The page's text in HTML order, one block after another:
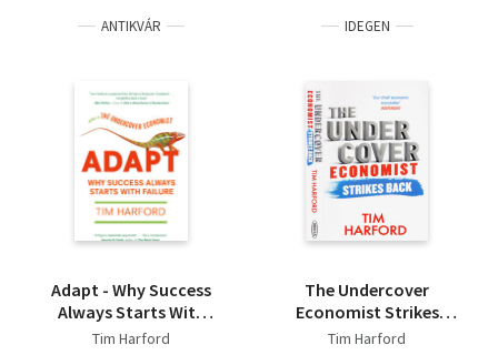
ANTIKVÁR
Adapt - Why Success
Always Starts With
Failure
Tim Harford
IDEGEN
The Undercover
Economist Strikes
Back - How to Run - or
Tim Harford